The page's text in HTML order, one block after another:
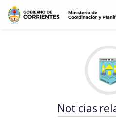
Noticias